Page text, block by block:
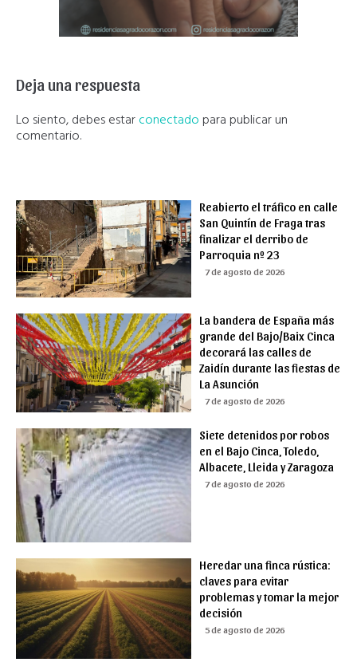
Deja una respuesta
Lo siento, debes estarconectado para publicar un
comentario.
Reabierto el tráfico en calle
San Quintín de Fraga tras
finalizar el derribo de
Parroquia nº 23
7 de agosto de 2026
La bandera de España más
grande del Bajo/Baix Cinca
decorará las calles de
Zaidín durante las fiestas de
La Asunción
7 de agosto de 2026
Siete detenidos por robos
en el Bajo Cinca, Toledo,
Albacete, Lleida y Zaragoza
7 de agosto de 2026
Heredar una finca rústica:
claves para evitar
problemas y tomar la mejor
decisión
5 de agosto de 2026